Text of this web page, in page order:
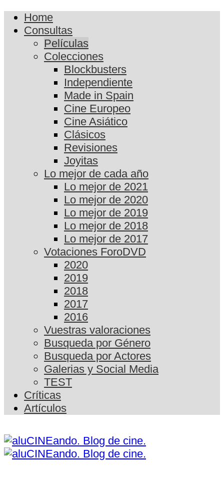
Home
Consultas
Películas
Colecciones
Blockbusters
Independiente
Made in Spain
Cine Europeo
Cine Asiático
Clásicos
Revisiones
Joyitas
Lo mejor de cada año
Lo mejor de 2021
Lo mejor de 2020
Lo mejor de 2019
Lo mejor de 2018
Lo mejor de 2017
Votaciones ForoDVD
2020
2019
2018
2017
2016
Vuestras valoraciones
Busqueda por Género
Busqueda por Actores
Galerias y Social Media
TEST
Críticas
Artículos